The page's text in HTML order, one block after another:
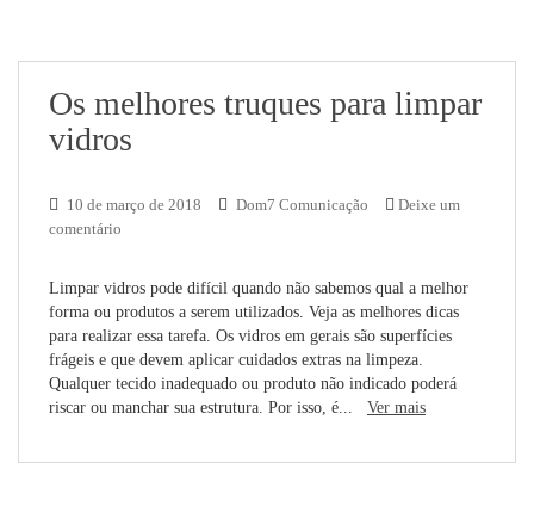
Os melhores truques para limpar
vidros
10 de março de 2018 Dom7 Comunicação
Deixe um
comentário
Limpar vidros pode difícil quando não sabemos qual a melhor
forma ou produtos a serem utilizados. Veja as melhores dicas
para realizar essa tarefa. Os vidros em gerais são superfícies
frágeis e que devem aplicar cuidados extras na limpeza.
Qualquer tecido inadequado ou produto não indicado poderá
riscar ou manchar sua estrutura. Por isso, é... Ver mais